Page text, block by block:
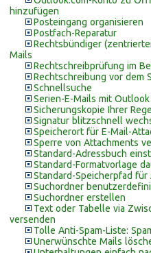
hinzufügen
Posteingang organisieren
Postfach-Reparatur
Rechtsbündiger
Mails
Rechtschreibprüfung im
Rechtschreibung vor dem
Schnellsuche
Serien-E-Mails mit Outlook
Sicherungskopie Ihrer
Signatur blitzschnell
Speicherort für E-Mail-
Sperre von Attachments
Standard-Adressbuch
Standard-Formatvorlage
Standard-Speicherpfad für
Suchordner
Suchordner erstellen
Text oder Tabelle via
versenden
Tolle Anti-Spam-Liste:
Unerwünschte Mails